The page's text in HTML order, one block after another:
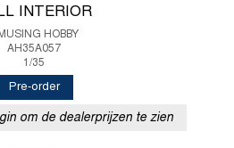
INTERIOR
HOBBY
AH35A057
1/35
Pre-order
om de dealerprijzen te zien